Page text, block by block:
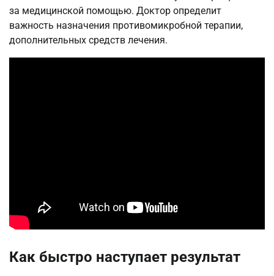
за медицинской помощью. Доктор определит
важность назначения противомикробной терапии,
дополнительных средств лечения.
Как быстро наступает результат